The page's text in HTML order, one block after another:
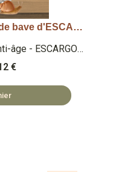
Gamme anti-âge à l'extrait de bave d'ESCARGOT - 5 produits - spéciale routine journalière
âge - ESCARGOT
125ml) - Sérum
(50ml) - Crème
de yeux (25ml) 🏡
EN BULGARIE 🌿
€